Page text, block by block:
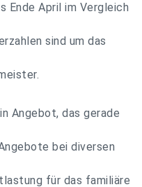
Ende April im Vergleich
sind um das
Angebot, das gerade
bei diversen
für das familiäre